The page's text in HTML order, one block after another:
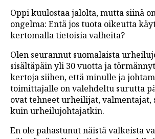
Oppi kuulostaa jalolta, mutta siinä
ongelma: Entä jos tuota oikeutta
kertomalla tietoisia valheita?
Olen seurannut suomalaista
sisältäpäin yli 30 vuotta ja
kertoja siihen, että minulle ja
toimittajalle on valehdeltu surutta
ovat tehneet urheilijat, valmentajat,
kuin urheilujohtajatkin.
En ole pahastunut näistä valkeista